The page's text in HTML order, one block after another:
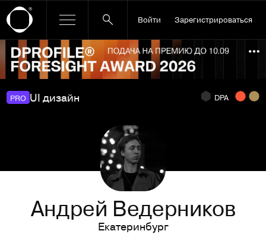
Войти Зарегистрироваться
Ссылка баннера
PRO UI дизайн DPA
Андрей Ведерников
Екатеринбург